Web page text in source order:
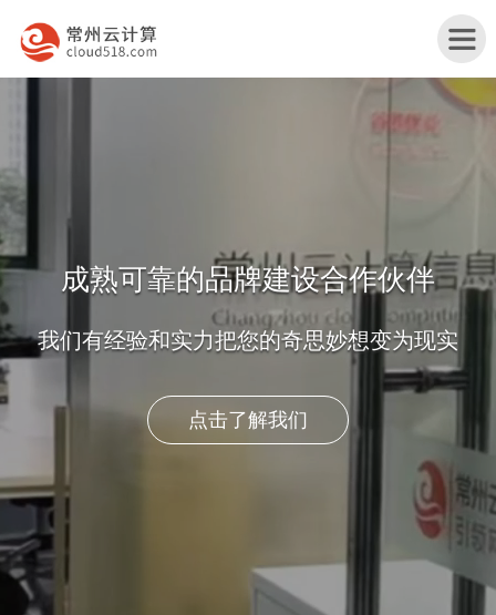
锡
品
与
务
无
行
业
决
方
案
锡
网
改
版
无
锡
务
案
例
关
我
们
系
我
们
获取报价及方案